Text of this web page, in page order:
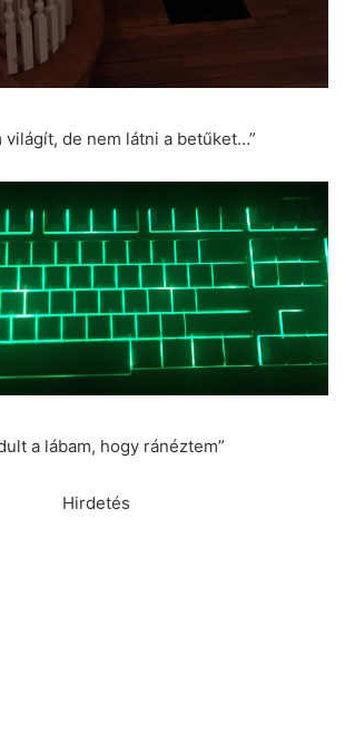
világít, de nem látni a betűket…”
a lábam, hogy ránéztem”
Hirdetés